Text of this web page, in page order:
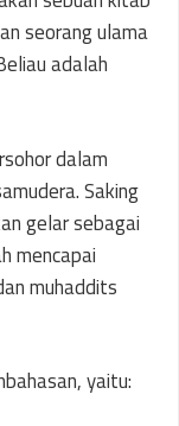
seorang ulama
adalah
dalam
Saking
gelar sebagai
mencapai
muhaddits
yaitu: